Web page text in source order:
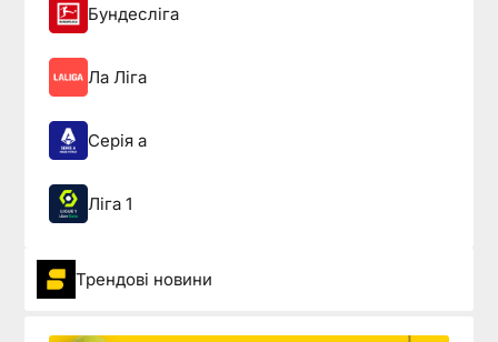
Бундесліга
Ла Ліга
Серія а
Ліга 1
Трендові новини